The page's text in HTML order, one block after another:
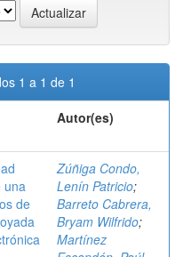
1 a 1 de 1
Autor(es)
una
de
Zúñiga Condo,
Lenín Patricio;
Barreto Cabrera,
Bryam Wilfrido;
Martínez